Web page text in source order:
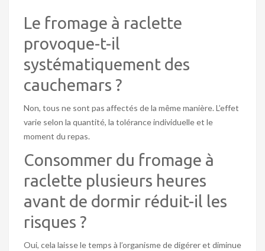
Le fromage à raclette
provoque-t-il
systématiquement des
cauchemars ?
Non, tous ne sont pas affectés de la même manière. L’effet
varie selon la quantité, la tolérance individuelle et le
moment du repas.
Consommer du fromage à
raclette plusieurs heures
avant de dormir réduit-il les
risques ?
Oui, cela laisse le temps à l’organisme de digérer et diminue